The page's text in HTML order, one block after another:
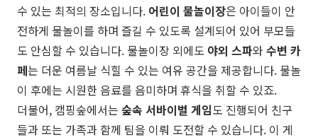
수 있는 최적의 장소입니다. 어린이 물놀이장은 아이들이 안
전하게 물놀이를 하며 즐길 수 있도록 설계되어 있어 부모들
도 안심할 수 있습니다. 물놀이장 외에도 야외 스파와 수변 카
페는 더운 여름날 식힐 수 있는 여유 공간을 제공합니다. 물놀
이 후에는 시원한 음료를 음미하며 휴식을 취할 수 있죠.
더불어, 캠핑숲에서는 숲속 서바이벌 게임도 진행되어 친구
들과 또는 가족과 함께 팀을 이뤄 도전할 수 있습니다. 이 게